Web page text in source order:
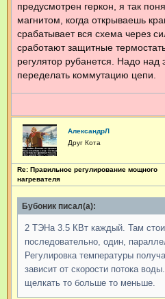
предусмотрен геркон, я так
магнитом, когда открываешь
срабатывает вся схема через
сработают защитные
регулятор рубанется. Надо над
переделать коммутацию цепи.
АлександрЛ
Друг Кота
Re: Правильное регулирование мощного
нагревателя
Бубоник писал(а):
2 ТЭНа 3.5 КВт каждый. Там
последовательно, один,
Регулировка температуры
зависит от скорости потока
щелкать то больше то меньше.